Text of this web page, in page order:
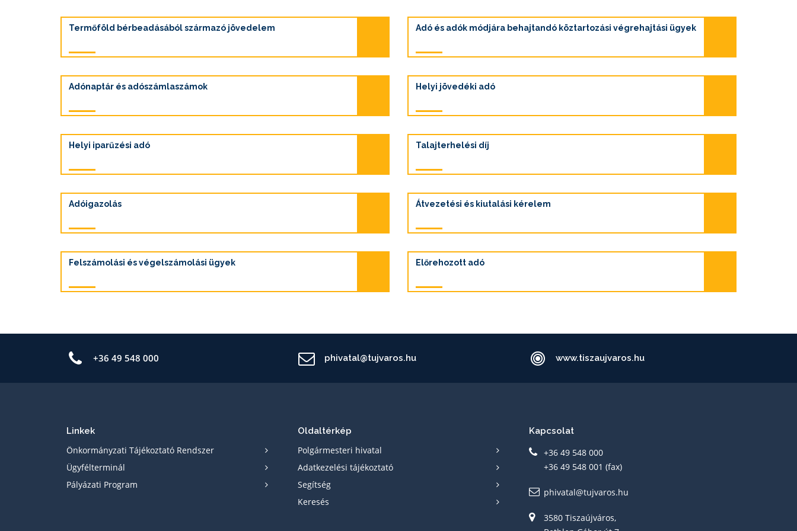
Termőföld bérbeadásából származó jövedelem
Adónaptár és adószámlaszámok
Helyi iparűzési adó
Adóigazolás
Felszámolási és végelszámolási ügyek
Adó és adók módjára behajtandó köztartozási végrehajtási ügyek
Helyi jövedéki adó
Talajterhelési díj
Átvezetési és kiutalási kérelem
Előrehozott adó
+36 49 548 000 phivatal@tujvaros.hu www.tiszaujvaros.hu
Linkek
Önkormányzati Tájékoztató Rendszer
Ügyfélterminál
Pályázati Program
Oldaltérkép
Polgármesteri hivatal
Adatkezelési tájékoztató
Segítség
Keresés
Kapcsolat
+36 49 548 000
+36 49 548 001 (fax)
phivatal@tujvaros.hu
3580 Tiszaújváros,